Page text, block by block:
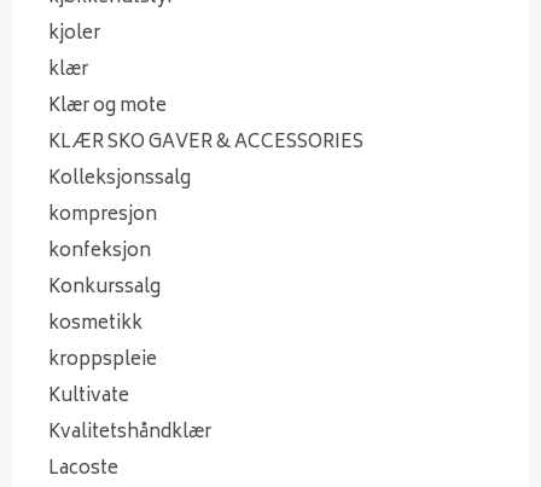
kjoler
klær
Klær og mote
KLÆR SKO GAVER & ACCESSORIES
Kolleksjonssalg
kompresjon
konfeksjon
Konkurssalg
kosmetikk
kroppspleie
Kultivate
Kvalitetshåndklær
Lacoste